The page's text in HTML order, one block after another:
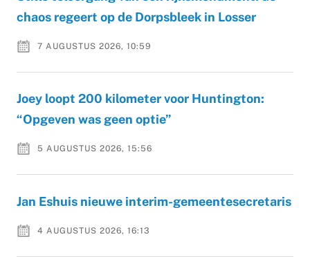
chaos regeert op de Dorpsbleek in Losser
7 AUGUSTUS 2026, 10:59
Joey loopt 200 kilometer voor Huntington:
“Opgeven was geen optie”
5 AUGUSTUS 2026, 15:56
Jan Eshuis nieuwe interim-gemeentesecretaris
4 AUGUSTUS 2026, 16:13